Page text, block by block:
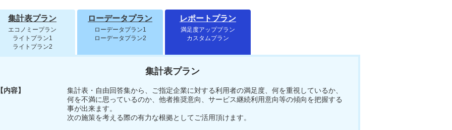
集計表プラン
エコノミープラン
ライトプラン1
ライトプラン2
ローデータプラン
ローデータプラン1
ローデータプラン2
レポートプラン
満足度アッププラン
カスタムプラン
集計表プラン
内容】
集計表・自由回答集から、ご指定企業に対する利用者の満足度、何を重視しているか、
何を不満に思っているのか、他者推奨意向、サービス継続利用意向等の傾向を把握する
事が出来ます。
次の施策を考える際の有力な根拠としてご活用頂けます。